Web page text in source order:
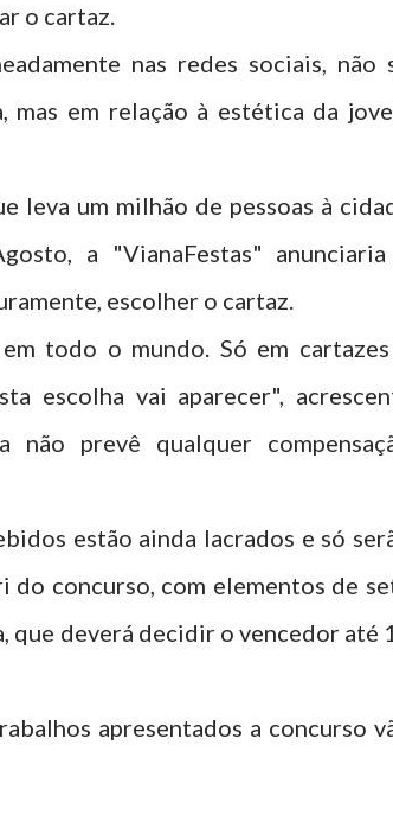
o cartaz.
nas redes sociais, não
em relação à estética da
leva um milhão de pessoas à
a "VianaFestas"
escolher o cartaz.
todo o mundo. Só em
escolha vai aparecer",
prevê qualquer
estão ainda lacrados e só
do concurso, com elementos de
que deverá decidir o vencedor até
apresentados a concurso